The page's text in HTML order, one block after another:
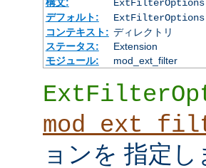
ExtFilterOptions
デフォルト:
ExtFilterOptions
コンテキスト: ディレクトリ
ステータス:
Extension
モジュール:
mod_ext_filter
ョンを 指定し